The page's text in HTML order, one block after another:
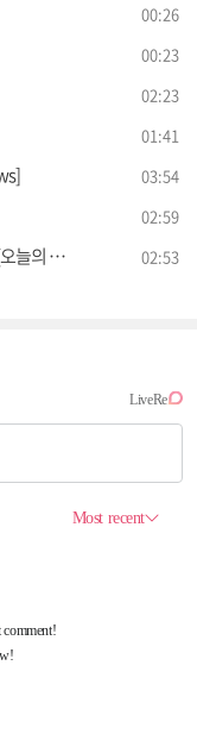
00:26
00:23
02:23
01:41
03:54
02:59
리핑] 02:53